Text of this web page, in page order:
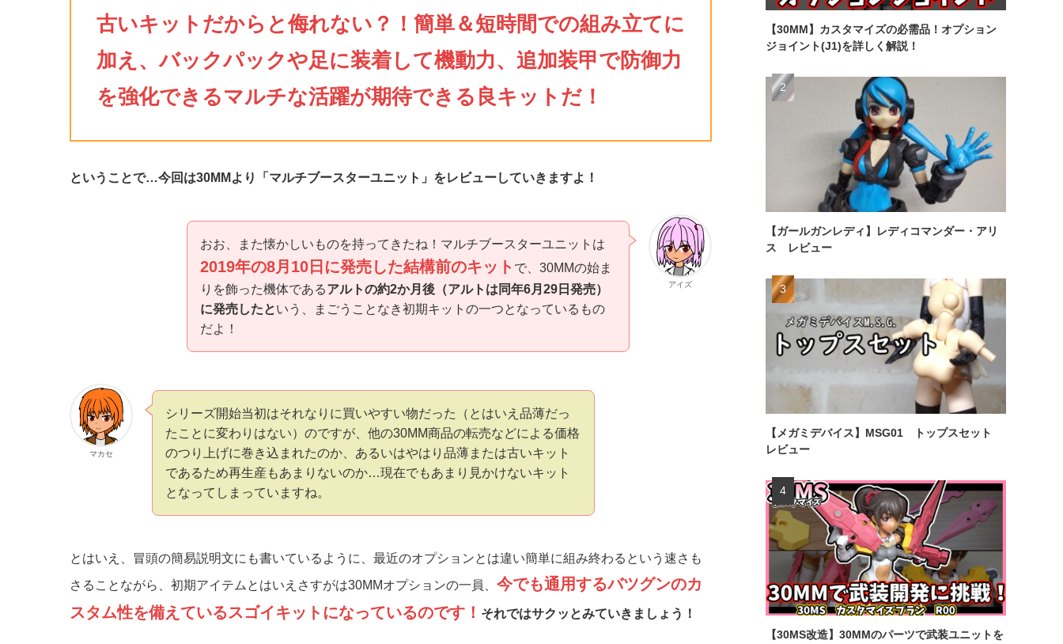
古いキットだからと侮れない？！簡単＆短時間での組み立てに
加え、バックパックや足に装着して機動力、追加装甲で防御力
を強化できるマルチな活躍が期待できる良キットだ！
ということで…今回は30MMより「マルチブースターユニット」をレビューしていきますよ！
アイズ
おお、また懐かしいものを持ってきたね！マルチブースターユニットは
2019年の8月10日に発売した結構前のキット で、30MMの始ま
りを飾った機体であるアルトの約2か月後（アルトは同年6月29日発売）
に発売したという、まごうことなき初期キットの一つとなっているもの
だよ！
マカセ
シリーズ開始当初はそれなりに買いやすい物だった（とはいえ品薄だっ
たことに変わりはない）のですが、他の30MM商品の転売などによる価格
のつり上げに巻き込まれたのか、あるいはやはり品薄または古いキット
であるため再生産もあまりないのか…現在でもあまり見かけないキット
となってしまっていますね。
とはいえ、冒頭の簡易説明文にも書いているように、最近のオプションとは違い簡単に組み終わるという速さも
さることながら、初期アイテムとはいえさすがは30MMオプションの一員、 今でも通用するバツグンのカ
スタム性を備えているスゴイキットになっているのです！ それではサクッとみていきましょう！
【30MM】カスタマイズの必需品！オプション
ジョイント(J1)を詳しく解説！
【ガールガンレディ】レディコマンダー・アリ
ス レビュー
【メガミデバイス】MSG01 トップスセット
レビュー
【30MS改造】30MMのパーツで武装ユニットを